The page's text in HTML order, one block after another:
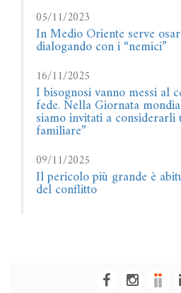
05/11/2023
In Medio Oriente serve
dialogando con i “nemici”
16/11/2025
I bisognosi vanno messi al
fede. Nella Giornata
siamo invitati a considerarli
familiare”
09/11/2025
Il pericolo più grande è
del conflitto